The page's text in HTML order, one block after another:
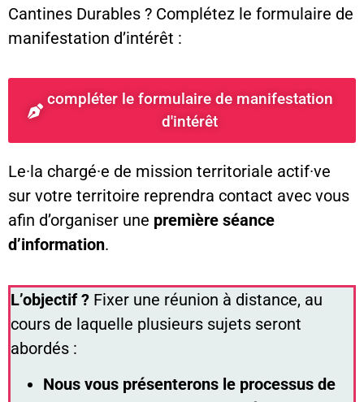
Cantines Durables ? Complétez le formulaire de
manifestation d’intérêt :
compléter le formulaire de manifestation
d'intérêt
Le·la chargé·e de mission territoriale actif·ve
sur votre territoire reprendra contact avec vous
afin d’organiser une première séance
d’information.
L’objectif ? Fixer une réunion à distance, au
cours de laquelle plusieurs sujets seront
abordés :
Nous vous présenterons le processus de